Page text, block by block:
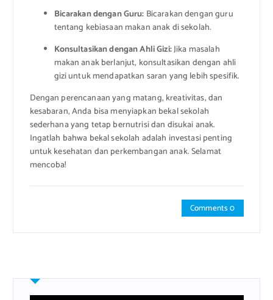
Bicarakan dengan Guru: Bicarakan dengan guru
tentang kebiasaan makan anak di sekolah.
Konsultasikan dengan Ahli Gizi:Jika masalah
makan anak berlanjut, konsultasikan dengan ahli
gizi untuk mendapatkan saran yang lebih spesifik.
Dengan perencanaan yang matang, kreativitas, dan
kesabaran, Anda bisa menyiapkan bekal sekolah
sederhana yang tetap bernutrisi dan disukai anak.
Ingatlah bahwa bekal sekolah adalah investasi penting
untuk kesehatan dan perkembangan anak. Selamat
mencoba!
Comments 0